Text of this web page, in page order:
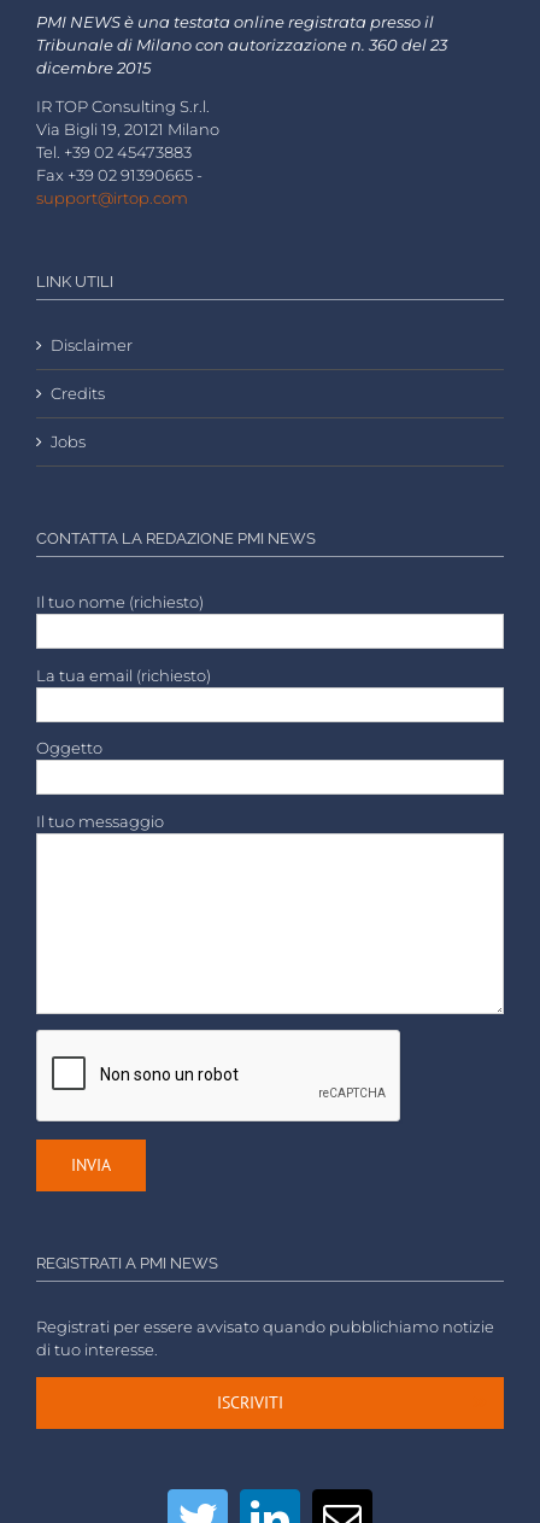
PMI NEWS è una testata online registrata presso il
Tribunale di Milano con autorizzazione n. 360 del 23
dicembre 2015
IR TOP Consulting S.r.l.
Via Bigli 19, 20121 Milano
Tel. +39 02 45473883
Fax +39 02 91390665 -
support@irtop.com
LINK UTILI
Disclaimer
Credits
Jobs
CONTATTA LA REDAZIONE PMI NEWS
Il tuo nome (richiesto)
La tua email (richiesto)
Oggetto
Il tuo messaggio
REGISTRATI A PMI NEWS
Registrati per essere avvisato quando pubblichiamo notizie
di tuo interesse.
ISCRIVITI